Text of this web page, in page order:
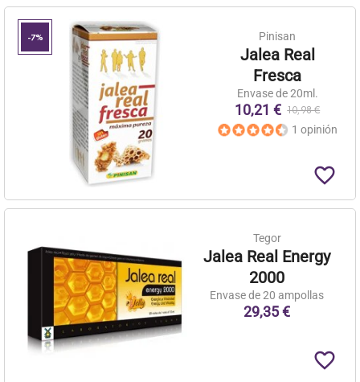
-7% Pinisan
Jalea Real
Fresca
Envase de 20ml.
10,21 € 10,98 €
1 opinión
favorite_border
Tegor
Jalea Real Energy
2000
Envase de 20 ampollas
29,35 €
favorite_border